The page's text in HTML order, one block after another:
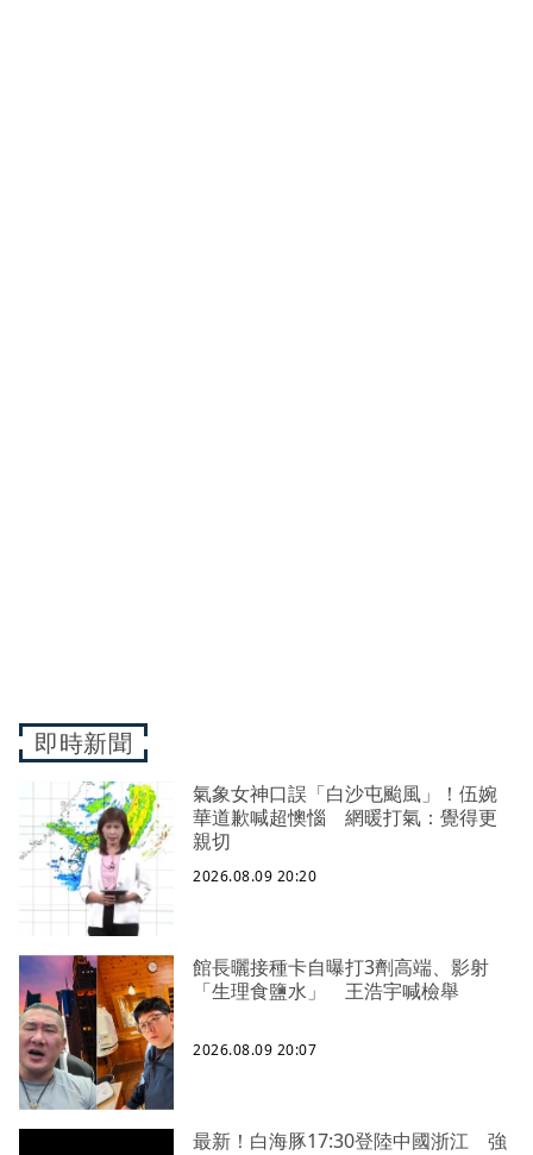
即時新聞
氣象女神口誤「白沙屯颱風」！伍婉
華道歉喊超懊惱 網暖打氣：覺得更
親切
2026.08.09 20:20
館長曬接種卡自曝打3劑高端、影射
「生理食鹽水」 王浩宇喊檢舉
2026.08.09 20:07
最新！白海豚17:30登陸中國浙江 強